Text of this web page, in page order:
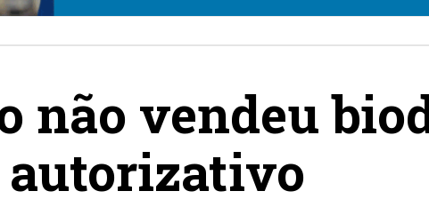
não vendeu
autorizativo